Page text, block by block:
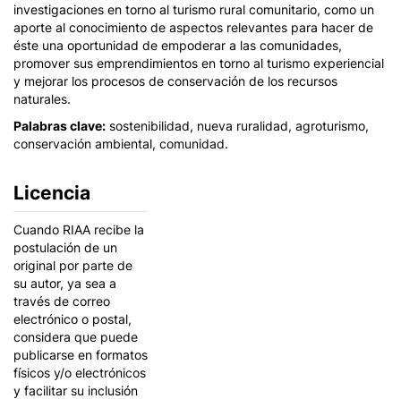
investigaciones en torno al turismo rural comunitario, como un
aporte al conocimiento de aspectos relevantes para hacer de
éste una oportunidad de empoderar a las comunidades,
promover sus emprendimientos en torno al turismo experiencial
y mejorar los procesos de conservación de los recursos
naturales.
Palabras clave: sostenibilidad, nueva ruralidad, agroturismo,
conservación ambiental, comunidad.
Licencia
Cuando RIAA recibe la
postulación de un
original por parte de
su autor, ya sea a
través de correo
electrónico o postal,
considera que puede
publicarse en formatos
físicos y/o electrónicos
y facilitar su inclusión